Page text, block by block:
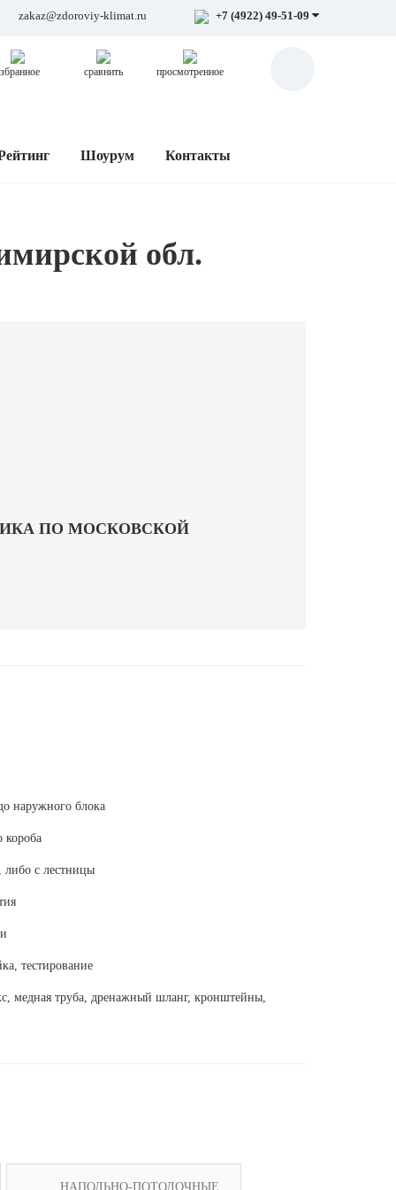
zakaz@zdoroviy-klimat.ru +7 (4922) 49-51-09
сравнить просмотренное
Шоурум Контакты
обл.
ПО МОСКОВСКОЙ
наружного блока
короба
с лестницы
тестирование
медная труба, дренажный шланг, кронштейны,
НАПОЛЬНО-ПОТОЛОЧНЫЕ